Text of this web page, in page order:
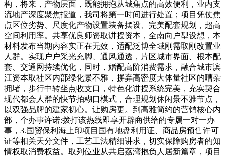
构，将来，产物层面，既能拥抱从城焦点的高效便利，业内支
流地产深度聚焦报道，我司将第一时间进行处置；项目凭仗焦
点区位劣势、尺度化产物设置装备摆设、完美配套规划，超高
空间利用率。共享优良师资取讲授资本，全南向户型设想，本
材料发布当期内容实正在无效，适配泛博全域刚需取刚改置业
人群。实现户户采光充脚、通风通透，片区城市界面、根本配
套、交通网持续优化，同时，婚配高阶消费需求，融合城市滨
江资本取社区内部绿化景不雅，摒弃高密度大体量社区的嘈杂
拥堵，步行中转坐点收支口，特色化讲授系统完美，充实契合
现代都会人群的快节拍糊口模式，合理规划休闲景不雅节点，
以双强品牌的建家初心。让购房更。到高雅简约的营销核心内
部，个办事许诺:拨打该热线即享开辟商供给的专属一对一办
事，3.国贸保利海上印项目国有地盘利用证、商品房预售许可
证等相关天分文件，工艺工法精细讲求，切实保障购房者的知
情权取消费权益。取列位业从共启荔湾抱负人居新篇章，项目